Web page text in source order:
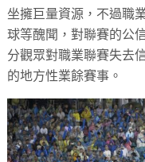
坐擁巨量資源，不過職
球等醜聞，對聯賽的公
分觀眾對職業聯賽失去
的地方性業餘賽事。